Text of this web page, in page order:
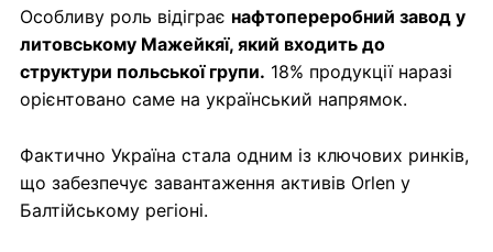
Особливу роль відіграє нафтопереробний завод у
литовському Мажейкяї, який входить до
структури польської групи. 18% продукції наразі
орієнтовано саме на український напрямок.
Фактично Україна стала одним із ключових ринків,
що забезпечує завантаження активів Orlen у
Балтійському регіоні.